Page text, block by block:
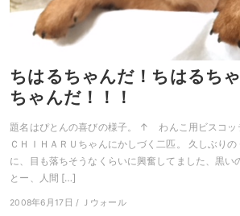
ちはるちゃんだ！ちはるち
ちゃんだ！！！
題名はぴとんの喜びの様子。 ↑ わんこ用ビスコッ
ＣＨＩＨＡＲＵちゃんにかしづく二匹。 久しぶり
に、目も落ちそうなくらいに興奮してました、黒い
とー、人間 […]
2008年6月17日 / Ｊウォール